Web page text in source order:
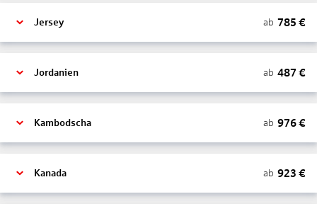
Jersey ab 785 €
Jordanien ab 487 €
Kambodscha ab 976€
Kanada ab 923 €